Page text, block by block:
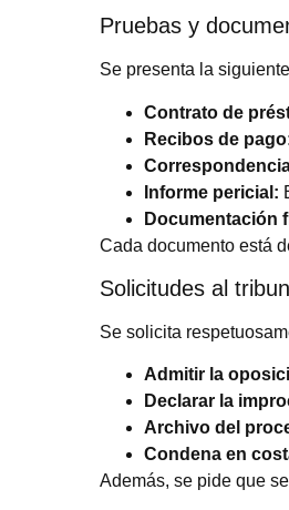
Pruebas y
Se presenta la
Contrato de
Recibos de
Informe pericial:
Documentación
Cada documento está
Solicitudes al
Se solicita
Admitir la
Declarar la
Archivo del
Condena en
Además, se pide que